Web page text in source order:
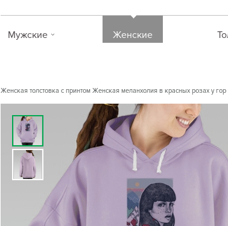
Мужские Женские
Женская толстовка с принтом Женская меланхолия в красных розах у